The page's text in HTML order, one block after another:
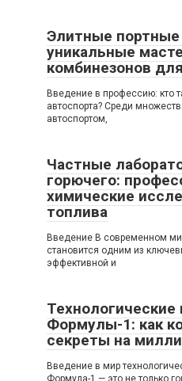
Элитные портные
уникальные
комбинезонов
Введение в профессию: кто
автоспорта? Среди
автоспортом,
Частные
горючего:
химические
топлива
Введение В современном
становится одним из
эффективной и
Формулы-1: как
секреты на
Введение в мир